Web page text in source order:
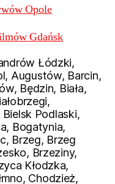
Opole
Gdańsk
Łódzki,
Augustów, Barcin,
Będzin, Biała,
Bielsk Podlaski,
Bogatynia,
Brzeg, Brzeg
Brzeziny,
Kłodzka,
Chodzież,